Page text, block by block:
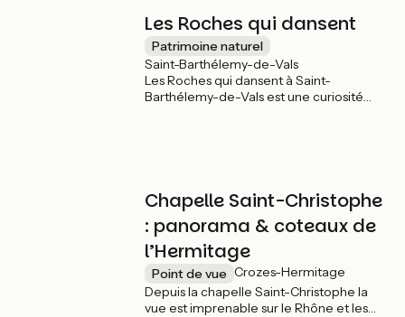
Les Roches qui dansent
Patrimoine naturel
Saint-Barthélemy-de-Vals
Les Roches qui dansent à Saint-
Barthélemy-de-Vals est une curiosité
espace naturel singulier est propice à
l’interprétation.
Chapelle Saint-Christophe
: panorama & coteaux de
l’Hermitage
Point de vue Crozes-Hermitage
Depuis la chapelle Saint-Christophe la
vue est imprenable sur le Rhône et les